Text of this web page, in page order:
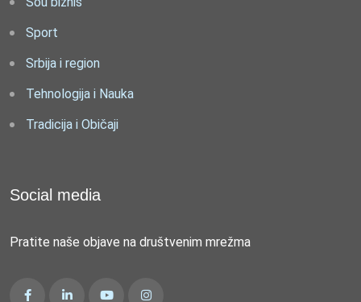
Sport
Srbija i region
Tehnologija i Nauka
Tradicija i Običaji
Social media
Pratite naše objave na društvenim mrežma